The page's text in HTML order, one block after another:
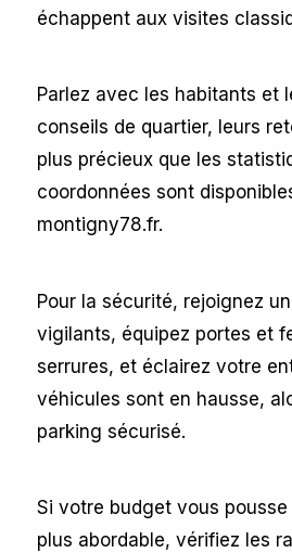
échappent aux visites
Parlez avec les habitants et
conseils de quartier, leurs
plus précieux que les
coordonnées sont
montigny78.fr.
Pour la sécurité, rejoignez
vigilants, équipez portes et
serrures, et éclairez votre
véhicules sont en hausse,
parking sécurisé.
Si votre budget vous
plus abordable, vérifiez les